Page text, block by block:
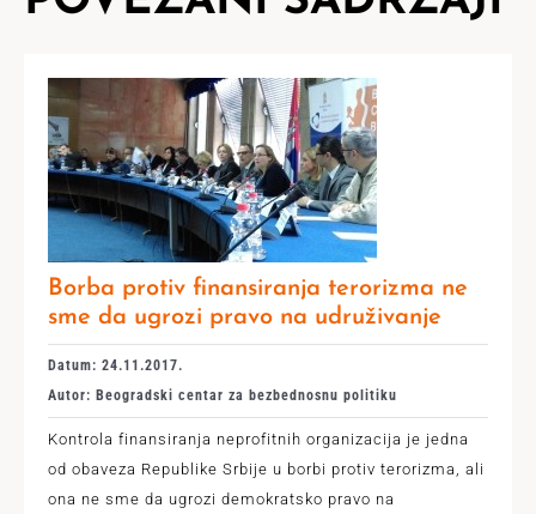
Borba protiv finansiranja terorizma ne
sme da ugrozi pravo na udruživanje
Datum: 24.11.2017.
Autor: Beogradski centar za bezbednosnu politiku
Kontrola finansiranja neprofitnih organizacija je jedna
od obaveza Republike Srbije u borbi protiv terorizma, ali
ona ne sme da ugrozi demokratsko pravo na